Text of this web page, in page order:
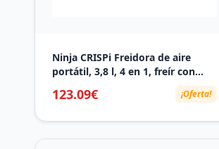
Ninja CRISPi Freidora de aire
portátil, 3,8 l, 4 en 1, freír con
aire, asar, mantener caliente y
gratinar, diseño compacto,
FN101EUGY
123.09€ ¡Oferta!